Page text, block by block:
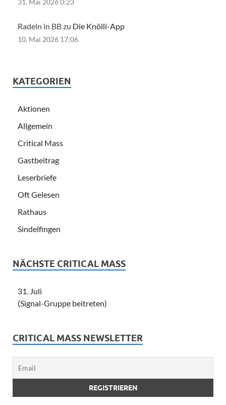
31. Mai 2026 0:23
Radeln in BB zu Die Knölli-App
10. Mai 2026 17:06
KATEGORIEN
Aktionen
Allgemein
Critical Mass
Gastbeitrag
Leserbriefe
Oft Gelesen
Rathaus
Sindelfingen
NÄCHSTE CRITICAL MASS
31. Juli
(Signal-Gruppe beitreten)
CRITICAL MASS NEWSLETTER